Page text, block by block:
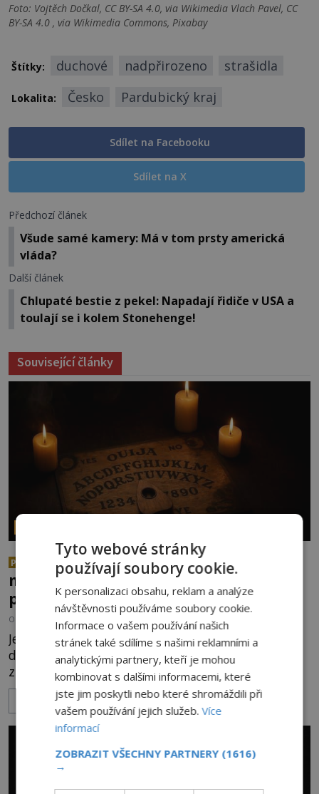
Foto: Vojtěch Dočkal, CC BY-SA 4.0, via Wikimedia Vlach Pavel, CC
BY-SA 4.0 , via Wikimedia Commons, Pixabay
Štítky: duchové nadpřirozeno strašidla
Lokalita: Česko Pardubický kraj
Sdílet na Facebooku
Sdílet na X
Předchozí článek
Všude samé kamery: Má v tom prsty americká
vláda?
Další článek
Chlupaté bestie z pekel: Napadají řidiče v USA a
toulají se i kolem Stonehenge!
Související články
PREMIUM
Herec Richard Dreyfuss a
muzikant Dave Grohl: Jaké mají
paranormální zážitky?
OD 5.8.2026 2.6TIS
Je to jízda s větrem o závod. V roce 1982 americký
drogově závislý herec Richard Dreyfuss (*1947)
ztratí poslední zbytky sebezáchovy a prohání se
po silnicích ve svém mercedesu jako utržený ze
řetězu. Vše vyvrcholí katastrofou, když to Dreyfuss
napálí v plné rychlosti do stromu! Policie ve vraku
následně nalezne schovaný kokain. Tímto
momentem se slavnému
ZOBRAZIT VÍCE
Tyto webové stránky
používají soubory cookie.
K personalizaci obsahu, reklam a analýze
návštěvnosti používáme soubory cookie.
Informace o vašem používání našich
stránek také sdílíme s našimi reklamními a
analytickými partnery, kteří je mohou
kombinovat s dalšími informacemi, které
jste jim poskytli nebo které shromáždili při
vašem používání jejich služeb.Více
informací
ZOBRAZIT VŠECHNY PARTNERY (1616)
→